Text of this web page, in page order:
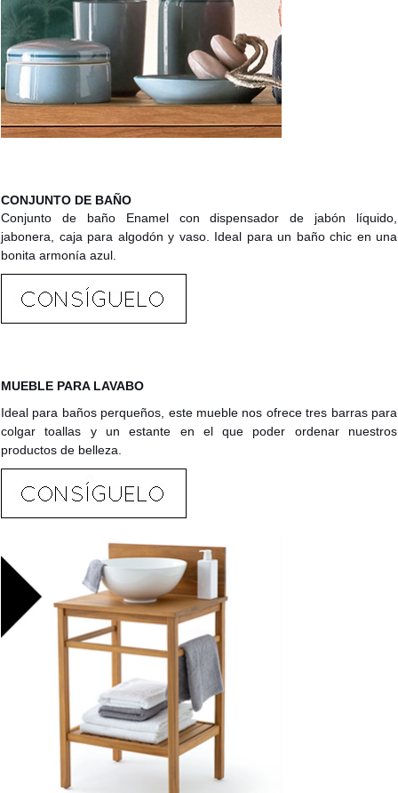
CONJUNTO DE BAÑO
Conjunto de baño Enamel con dispensador de jabón líquido,
jabonera, caja para algodón y vaso. Ideal para un baño chic en una
bonita armonía azul.
MUEBLE PARA LAVABO
Ideal para baños perqueños, este mueble nos ofrece tres barras para
colgar toallas y un estante en el que poder ordenar nuestros
productos de belleza.